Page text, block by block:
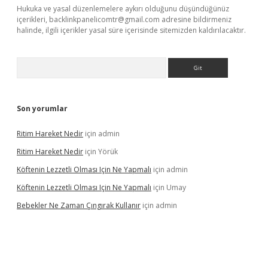
Hukuka ve yasal düzenlemelere aykırı olduğunu düşündüğünüz
içerikleri, backlinkpanelicomtr@gmail.com adresine bildirmeniz
halinde, ilgili içerikler yasal süre içerisinde sitemizden kaldırılacaktır.
Son yorumlar
Ritim Hareket Nedir için admin
Ritim Hareket Nedir için Yörük
Köftenin Lezzetli Olması Için Ne Yapmalı için admin
Köftenin Lezzetli Olması Için Ne Yapmalı için Umay
Bebekler Ne Zaman Çıngırak Kullanır için admin